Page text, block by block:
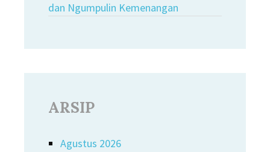
dan Ngumpulin Kemenangan
ARSIP
Agustus 2026